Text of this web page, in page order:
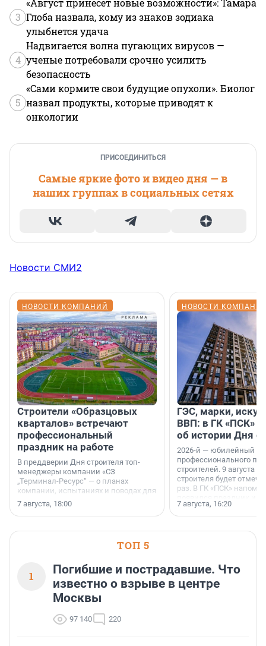
3
«Август принесет новые возможности»: Тамара
Глоба назвала, кому из знаков зодиака
улыбнется удача
4
Надвигается волна пугающих вирусов —
ученые потребовали срочно усилить
безопасность
5
«Сами кормите свои будущие опухоли». Биолог
назвал продукты, которые приводят к
онкологии
ПРИСОЕДИНИТЬСЯ
Самые яркие фото и видео дня — в
наших группах в социальных сетях
Новости СМИ2
НОВОСТИ КОМПАНИЙ
Строители «Образцовых
кварталов» встречают
профессиональный
праздник на работе
В преддверии Дня строителя топ-
менеджеры компании «СЗ
„Терминал-Ресурс“ — о планах
компании, испытаниях и поводах для
осторожного оптимизма.
7 августа, 18:00
НОВОСТИ
ГЭС, марки,
ВВП: в ГК «ПСК»
об истории Дня
2026-й — юбилейный
профессионального
строителей. 9 августа
строителя будет
раз. В ГК «ПСК»
поменялась роль
7 августа, 16:20
ТОП 5
1
Погибшие и пострадавшие. Что
известно о взрыве в центре
Москвы
97 140 220